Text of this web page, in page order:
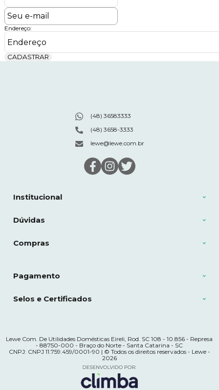
Endereço:
CADASTRAR
Institucional
Dúvidas
Compras
(48) 36583333
(48) 3658-3333
lewe@lewe.com.br
Pagamento
Selos e Certificados
Lewe Com. De Utilidades Domésticas Eireli, Rod. SC 108 - 10.856 - Represa
- 88750-000 - Braço do Norte - Santa Catarina - SC
CNPJ: CNPJ 11.759.459/0001-90 | © Todos os direitos reservados - Lewe -
2026